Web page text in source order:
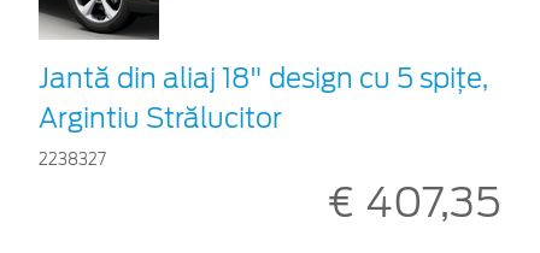
Jantă din aliaj 18" design cu 5 spiţe,
Argintiu Strălucitor
2238327
€ 407,35